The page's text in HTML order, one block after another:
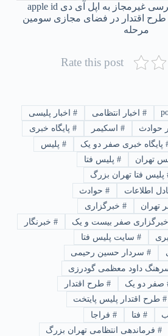
دستگیری متهم دسترسی غیرمجاز به اپل آی دی apple id
طرح اقتدار در فضای مجازی سومین
مرحله
Rate this post
# اخبار انتظامی # اخبار پلیسی
حوادث # اسکیمر # پایگاه خبری
پایگاه خبری صفر دو یک # پلیس
تهران # پلیس فتا
پلیس فتا تهران بزرگ
اطلاعات #حوادث
تهران # خبرگزاری
صفر بیست و یک # خبرنگار
# سایت پلیس فتا
#سردار حسین رحیمی
داود معظمی گودرزی
صفر دو یک # طرح اقتدار
#طرح اقتدار پلیس پایتخت
# فتا # فراجا
#فرماندهی انتظامی تهران بزرگ